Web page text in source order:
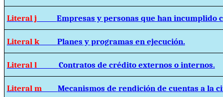
Literal j Empresas y personas que han incumplido
Literal k Planes y programas en ejecución.
Literal l Contratos de crédito externos o internos.
Literal m Mecanismos de rendición de cuentas a la